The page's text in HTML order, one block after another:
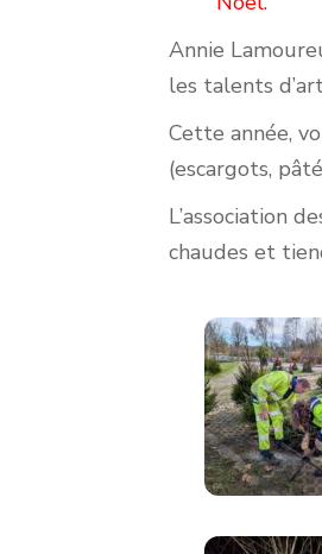
Annie
les talents
Cette année,
(escargots,
L’association
chaudes et